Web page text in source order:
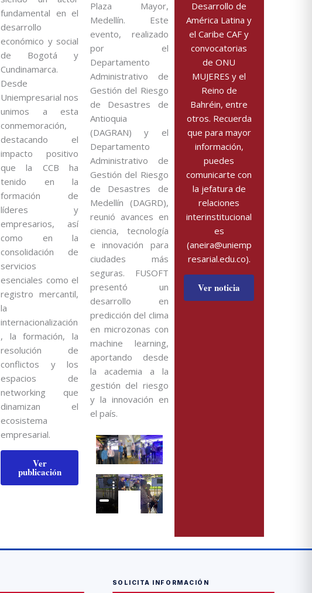
fundamental en el
desarrollo
económico y social
de Bogotá y
Cundinamarca.
Desde
Uniempresarial nos
unimos a esta
conmemoración,
destacando el
impacto positivo
que la CCB ha
tenido en la
formación de
líderes y
empresarios, así
como en la
consolidación de
servicios
esenciales como el
registro mercantil,
la
internacionalización
, la formación, la
resolución de
conflictos y los
espacios de
networking que
dinamizan el
ecosistema
empresarial.
Ver
publicación
Plaza Mayor,
Medellín. Este
evento, realizado
por el
Departamento
Administrativo de
Gestión del Riesgo
de Desastres de
Antioquia
(DAGRAN) y el
Departamento
Administrativo de
Gestión del Riesgo
de Desastres de
Medellín (DAGRD),
reunió avances en
ciencia, tecnología
e innovación para
ciudades más
seguras. FUSOFT
presentó un
desarrollo en
predicción del clima
en microzonas con
machine learning,
aportando desde
la academia a la
gestión del riesgo
y la innovación en
el país.
Desarrollo de
América Latina y
el Caribe CAF y
convocatorias
de ONU
MUJERES y el
Reino de
Bahréin, entre
otros. Recuerda
que para mayor
información,
puedes
comunicarte con
la jefatura de
relaciones
interinstitucional
es
(aneira@uniemp
resarial.edu.co).
Ver noticia
SOLICITA INFORMACIÓN